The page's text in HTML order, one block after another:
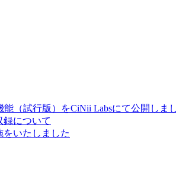
能（試行版）をCiNii Labsにて公開しま
録について
をいたしました